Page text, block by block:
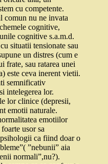
cu competente.
comun nu ne invata
cognitive,
cognitive s.a.m.d.
situatii tensionate sau
un distres (cum e
frate, sau ratarea unei
este ceva inerent vietii.
semnificativ
intelegerea lor.
lor clinice (depresii,
emotii naturale.
emotiilor
usor sa
ca fiind doar o
”nebunii” aia
normali”,nu?).